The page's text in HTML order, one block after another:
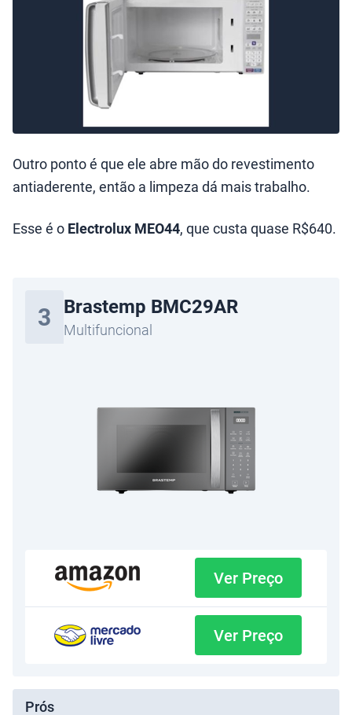
Outro ponto é que ele abre mão do revestimento
antiaderente, então a limpeza dá mais trabalho.
Esse é o Electrolux MEO44, que custa quase R$640.
3 Brastemp BMC29AR
Multifuncional
Ver Preço
Ver Preço
Prós